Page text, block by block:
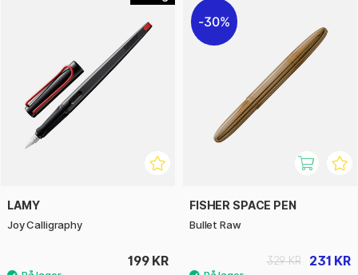
LAMY
Joy Calligraphy
199 KR
30%
FISHER SPACE PEN
Bullet Raw
231 KR
329 KR